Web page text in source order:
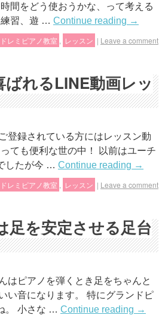
間をどう使おうかな、って考える
習、遊 … Continue reading →
レミピアノ教室 レッスン | Leave a comment
れるLINE動画レッ
登録されている方にはレッスン動
ても便利な世の中！ 以前はユーチ
したが今 … Continue reading →
レミピアノ教室 レッスン | Leave a comment
足を安定させる足台
はピアノを弾くとき足をちゃんと
い音になります。 特にグランドピ
。 小さな … Continue reading →